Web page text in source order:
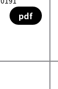
pdf